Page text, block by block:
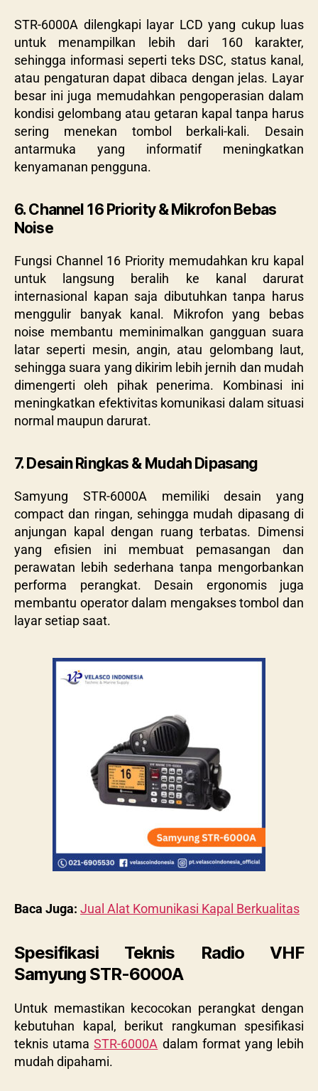
STR-6000A dilengkapi layar LCD yang cukup luas
untuk menampilkan lebih dari 160 karakter,
sehingga informasi seperti teks DSC, status kanal,
atau pengaturan dapat dibaca dengan jelas. Layar
besar ini juga memudahkan pengoperasian dalam
kondisi gelombang atau getaran kapal tanpa harus
sering menekan tombol berkali-kali. Desain
antarmuka yang informatif meningkatkan
kenyamanan pengguna.
6. Channel 16 Priority & Mikrofon Bebas
Noise
Fungsi Channel 16 Priority memudahkan kru kapal
untuk langsung beralih ke kanal darurat
internasional kapan saja dibutuhkan tanpa harus
menggulir banyak kanal. Mikrofon yang bebas
noise membantu meminimalkan gangguan suara
latar seperti mesin, angin, atau gelombang laut,
sehingga suara yang dikirim lebih jernih dan mudah
dimengerti oleh pihak penerima. Kombinasi ini
meningkatkan efektivitas komunikasi dalam situasi
normal maupun darurat.
7. Desain Ringkas & Mudah Dipasang
Samyung STR-6000A memiliki desain yang
compact dan ringan, sehingga mudah dipasang di
anjungan kapal dengan ruang terbatas. Dimensi
yang efisien ini membuat pemasangan dan
perawatan lebih sederhana tanpa mengorbankan
performa perangkat. Desain ergonomis juga
membantu operator dalam mengakses tombol dan
layar setiap saat.
Baca Juga: Jual Alat Komunikasi Kapal Berkualitas
Spesifikasi Teknis Radio VHF
Samyung STR-6000A
Untuk memastikan kecocokan perangkat dengan
kebutuhan kapal, berikut rangkuman spesifikasi
teknis utamaSTR-6000A dalam format yang lebih
mudah dipahami.